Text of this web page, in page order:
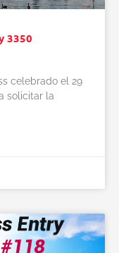
3350
celebrado el 29
solicitar la